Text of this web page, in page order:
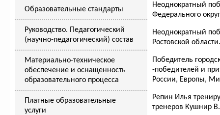
Образовательные стандарты
Руководство. Педагогический
(научно-педагогический) состав
Материально-техническое
обеспечение и оснащенность
образовательного процесса
Платные образовательные
услуги
Неоднократный
Федерального
Неоднократный
Ростовской области.
Победитель
-победителей и
России, Европы,
Репин Илья
тренеров Кушнир